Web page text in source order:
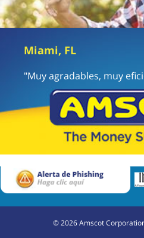
Miami, FL
"Muy agradables, muy
©2026Amscot